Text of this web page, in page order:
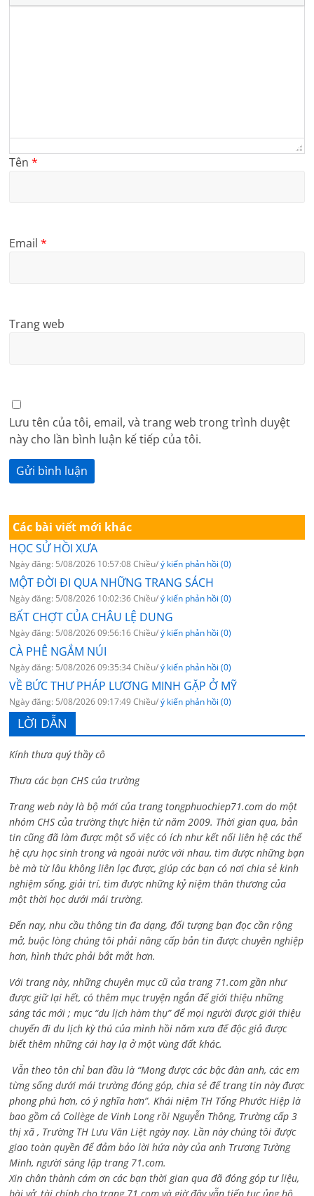
Tên*
Email*
Trang web
Lưu tên của tôi, email, và trang web trong trình duyệt
này cho lần bình luận kế tiếp của tôi.
Các bài viết mới khác
HỌC SỬ HỒI XƯA
Ngày đăng: 5/08/2026 10:57:08 Chiều/ý kiến phản hồi (0)
MỘT ĐỜI ĐI QUA NHỮNG TRANG SÁCH
Ngày đăng: 5/08/2026 10:02:36 Chiều/ý kiến phản hồi (0)
BẤT CHỢT CỦA CHÂU LỆ DUNG
Ngày đăng: 5/08/2026 09:56:16 Chiều/ý kiến phản hồi (0)
CÀ PHÊ NGẮM NÚI
Ngày đăng: 5/08/2026 09:35:34 Chiều/ý kiến phản hồi (0)
VỀ BỨC THƯ PHÁP LƯƠNG MINH GẶP Ở MỸ
Ngày đăng: 5/08/2026 09:17:49 Chiều/ý kiến phản hồi (0)
LỜI DẪN
Kính thưa quý thầy cô
Thưa các bạn CHS của trường
Trang web này là bộ mới của trang tongphuochiep71.com do một
nhóm CHS của trường thực hiện từ năm 2009. Thời gian qua, bản
tin cũng đã làm được một số việc có ích như kết nối liên hệ các thế
hệ cựu học sinh trong và ngoài nước với nhau, tìm được những bạn
bè mà từ lâu không liên lạc được, giúp các bạn có nơi chia sẻ kinh
nghiệm sống, giải trí, tìm được những kỷ niệm thân thương của
một thời học dưới mái trường.
Đến nay, nhu cầu thông tin đa dạng, đối tượng bạn đọc cần rộng
mở, buộc lòng chúng tôi phải nâng cấp bản tin được chuyên nghiệp
hơn, hình thức phải bắt mắt hơn.
Với trang này, những chuyên mục cũ của trang 71.com gần như
được giữ lại hết, có thêm mục truyện ngắn để giới thiệu những
sáng tác mới ; mục “du lịch hàm thụ” để mọi người được giới thiệu
chuyến đi du lịch kỳ thú của mình hồi năm xưa để độc giả được
biết thêm những cái hay lạ ở một vùng đất khác.
Vẫn theo tôn chỉ ban đầu là “Mong được các bậc đàn anh, các em
từng sống dưới mái trường đóng góp, chia sẻ để trang tin này được
phong phú hơn, có ý nghĩa hơn”. Khái niệm TH Tống Phước Hiệp là
bao gồm cả Collège de Vinh Long rồi Nguyễn Thông, Trường cấp 3
thị xã , Trường TH Lưu Văn Liệt ngày nay. Lần này chúng tôi được
giao toàn quyền để đảm bảo lời hứa này của anh Trương Tường
Minh, người sáng lập trang 71.com.
Xin chân thành cám ơn các bạn thời gian qua đã đóng góp tư liệu,